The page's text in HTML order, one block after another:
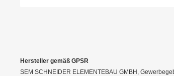
Hersteller gemäß GPSR
SEM SCHNEIDER ELEMENTEBAU GMBH,